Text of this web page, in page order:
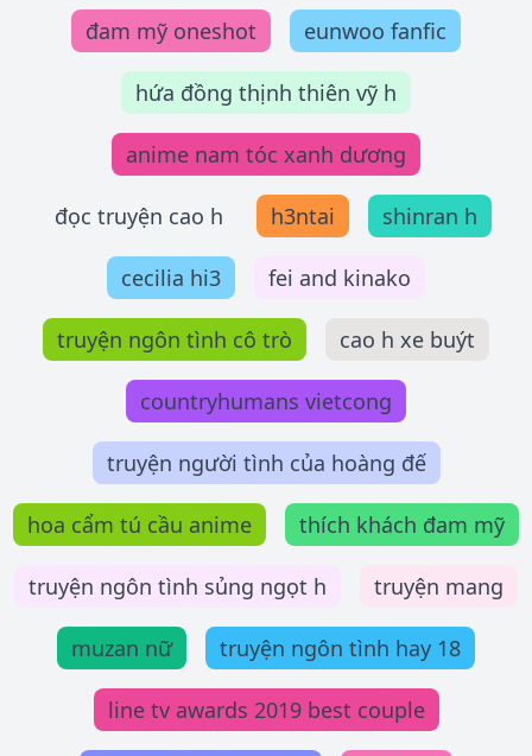
đam mỹ oneshot eunwoo fanfic
hứa đồng thịnh thiên vỹ h
anime nam tóc xanh dương
đọc truyện cao h h3ntai shinran h
cecilia hi3 fei and kinako
truyện ngôn tình cô trò cao h xe buýt
countryhumans vietcong
truyện người tình của hoàng đế
hoa cẩm tú cầu anime thích khách đam mỹ
truyện ngôn tình sủng ngọt h truyện mang
muzan nữ truyện ngôn tình hay 18
line tv awards 2019 best couple